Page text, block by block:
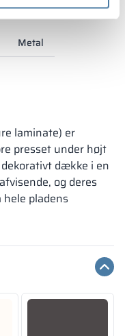
Metal
laminate) er
presset under højt
dække i en
og deres
pladens